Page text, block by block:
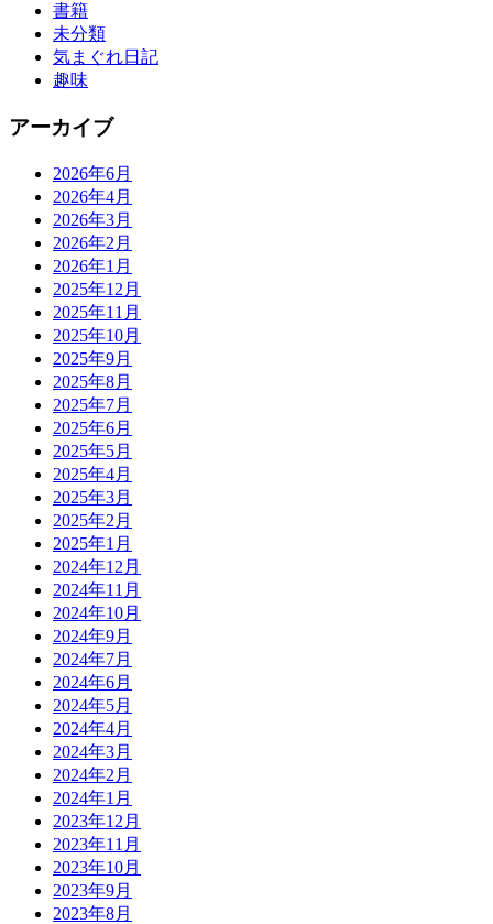
書籍
未分類
気まぐれ日記
趣味
アーカイブ
2026年6月
2026年4月
2026年3月
2026年2月
2026年1月
2025年12月
2025年11月
2025年10月
2025年9月
2025年8月
2025年7月
2025年6月
2025年5月
2025年4月
2025年3月
2025年2月
2025年1月
2024年12月
2024年11月
2024年10月
2024年9月
2024年7月
2024年6月
2024年5月
2024年4月
2024年3月
2024年2月
2024年1月
2023年12月
2023年11月
2023年10月
2023年9月
2023年8月